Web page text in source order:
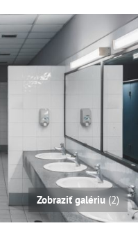
Zobraziť galériu(2)